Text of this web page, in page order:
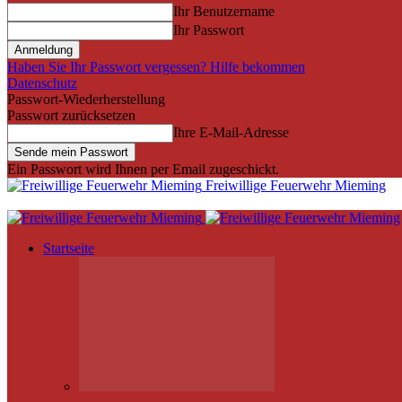
Ihr Benutzername
Ihr Passwort
Haben Sie Ihr Passwort vergessen? Hilfe bekommen
Datenschutz
Passwort-Wiederherstellung
Passwort zurücksetzen
Ihre E-Mail-Adresse
Ein Passwort wird Ihnen per Email zugeschickt.
Freiwillige Feuerwehr Mieming
Startseite